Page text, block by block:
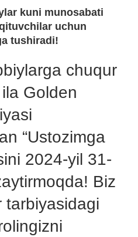
kuni munosabati
uchun
tushiradi!
chuqur
Golden
“Ustozimga
2024-yil 31-
Biz
tarbiyasidagi